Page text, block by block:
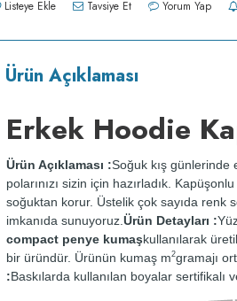
Listeye Ekle Tavsiye Et Yorum Yap
Ürün Açıklaması
Erkek Hoodie
Ürün Açıklaması :Soğuk kış günlerinde
polarınızı sizin için hazırladık.
soğuktan korur. Üstelik çok sayıda renk
imkanıda sunuyoruz. Ürün Detayları :
compact penye kumaşkullanılarak
bir üründür. Ürünün kumaş m2gramajı
:Baskılarda kullanılan boyalar sertifikalı